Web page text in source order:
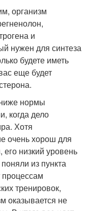
организм
и
нужен для синтеза
будете иметь
еще будет
нормы
когда дело
Хотя
очень хорош для
низкий уровень
из пункта
процессам
тренировок,
оказывается не